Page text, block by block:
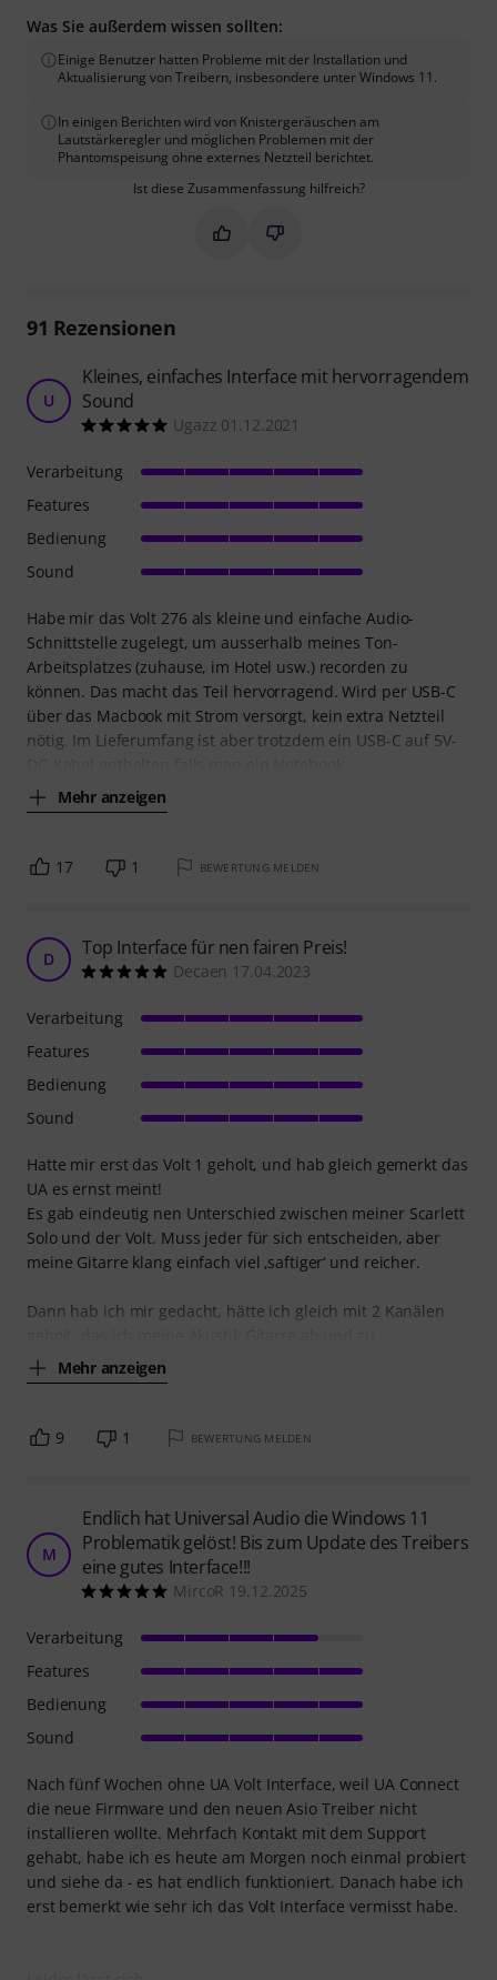
Was Sie außerdem wissen sollten:
Einige Benutzer hatten Probleme mit der Installation und
Aktualisierung von Treibern, insbesondere unter Windows 11.
In einigen Berichten wird von Knistergeräuschen am
Lautstärkeregler und möglichen Problemen mit der
Phantomspeisung ohne externes Netzteil berichtet.
Ist diese Zusammenfassung hilfreich?
Markieren Sie diese
Markieren Sie diese
91 Rezensionen
U
Kleines, einfaches Interface mit hervorragendem
Sound
Ugazz 01.12.2021
Habe mir das Volt 276 als kleine und einfache Audio-
Schnittstelle zugelegt, um ausserhalb meines Ton-
Arbeitsplatzes (zuhause, im Hotel usw.) recorden zu
können. Das macht das Teil hervorragend. Wird per USB-C
über das Macbook mit Strom versorgt, kein extra Netzteil
nötig. Im Lieferumfang ist aber trotzdem ein USB-C auf 5V-
Mehr anzeigen
Verarbeitung
Features
Bedienung
Sound
17 1 BEWERTUNG MELDEN
D Top Interface für nen fairen Preis!
Decaen 17.04.2023
Hatte mir erst das Volt 1 geholt, und hab gleich gemerkt das
UA es ernst meint!
Es gab eindeutig nen Unterschied zwischen meiner Scarlett
Solo und der Volt. Muss jeder für sich entscheiden, aber
meine Gitarre klang einfach viel ‚saftiger‘ und reicher.
Dann hab ich mir gedacht, hätte ich gleich mit 2 Kanälen
Mehr anzeigen
Verarbeitung
Features
Bedienung
Sound
9 1 BEWERTUNG MELDEN
M
Endlich hat Universal Audio die Windows 11
Problematik gelöst! Bis zum Update des Treibers
eine gutes Interface!!!
MircoR 19.12.2025
Nach fünf Wochen ohne UA Volt Interface, weil UA Connect
die neue Firmware und den neuen Asio Treiber nicht
installieren wollte. Mehrfach Kontakt mit dem Support
gehabt, habe ich es heute am Morgen noch einmal probiert
und siehe da - es hat endlich funktioniert. Danach habe ich
erst bemerkt wie sehr ich das Volt Interface vermisst habe.
Verarbeitung
Features
Bedienung
Sound